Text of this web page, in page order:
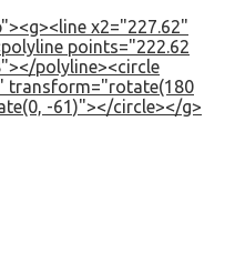
x2="227.62"
points="222.62
polyline><circle
transform="rotate(180
-61)"></circle></g>